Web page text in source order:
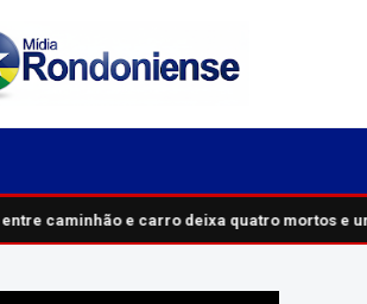
caminhão e carro deixa quatro mortos e